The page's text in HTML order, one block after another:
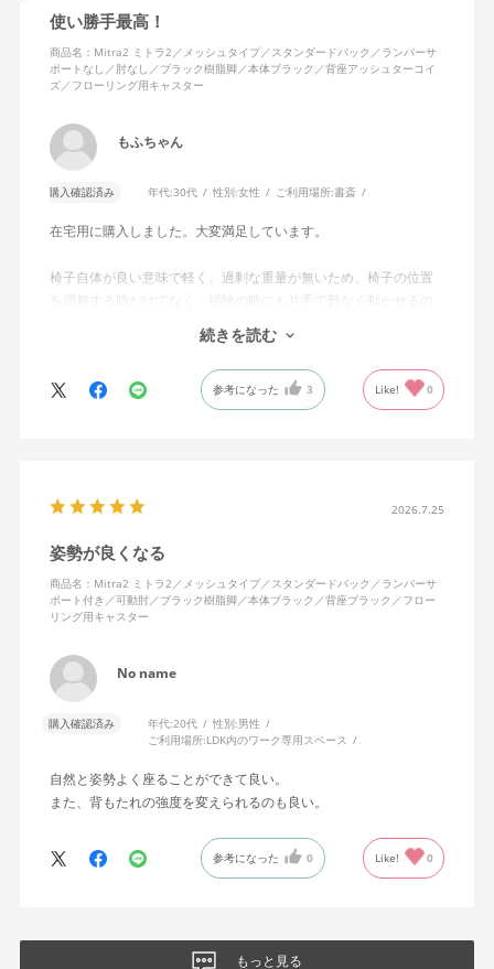
使い勝手最高！
商品名：Mitra2 ミトラ2／メッシュタイプ／スタンダードバック／ランバーサ
ポートなし／肘なし／ブラック樹脂脚／本体ブラック／背座アッシュターコイ
ズ／フローリング用キャスター
もふちゃん
購入確認済み 年代:30代 性別:女性 ご利用場所:書斎
在宅用に購入しました。大変満足しています。
椅子自体が良い意味で軽く、過剰な重量が無いため、椅子の位置
を調整する時だけでなく、掃除の時にも片手で難なく動かせるの
で、ストレスを感じません。
背中はメッシュ素材でハリがあり、沈み込みすぎないところが気
に入っています。色も画像通りのアッシュブルーで、部屋の差し
色になっています。
キャスターはフローリング用を選びました。とにかく動きが滑ら
思います。良い商品に巡り会えてとても嬉しいです。
続きを読む
参考になった 3 Like! 0
2026.7.25
姿勢が良くなる
商品名：Mitra2 ミトラ2／メッシュタイプ／スタンダードバック／ランバーサ
ポート付き／可動肘／ブラック樹脂脚／本体ブラック／背座ブラック／フロー
リング用キャスター
No name
購入確認済み 年代:20代 性別:男性
ご利用場所:LDK内のワーク専用スペース
自然と姿勢よく座ることができて良い。
また、背もたれの強度を変えられるのも良い。
参考になった 0 Like! 0
もっと見る